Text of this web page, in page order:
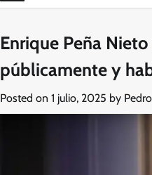
Enrique Peña
públicamente y
Posted on 1 julio, 2025 by